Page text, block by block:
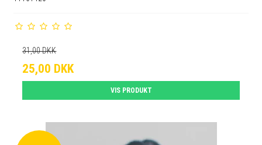
31,00 DKK
25,00 DKK
VIS PRODUKT